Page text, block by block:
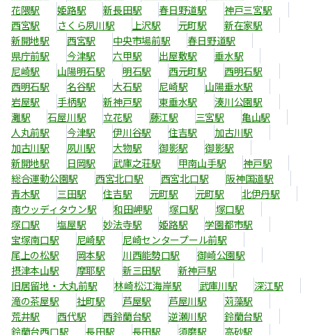
花隈駅
姫路駅 新長田駅 春日野道駅
神戸三宮駅
西宮駅
さくら夙川駅 上沢駅 元町駅
新在家駅
新開地駅
西宮駅 中央市場前駅
春日野道駅
県庁前駅
今津駅 六甲駅 出屋敷駅
垂水駅
尼崎駅
山陽明石駅 明石駅 西元町駅
西明石駅
西明石駅
名谷駅 大石駅 尼崎駅
山陽垂水駅
岩屋駅
手柄駅 新神戸駅 東垂水駅
湊川公園駅
灘駅
石屋川駅 立花駅 藤江駅 三宮駅
亀山駅
人丸前駅
今津駅 伊川谷駅 住吉駅
加古川駅
加古川駅
夙川駅 大物駅 御影駅
御影駅
新開地駅
日岡駅 武庫之荘駅 甲南山手駅
神戸駅
総合運動公園駅
西宮北口駅 西宮北口駅
阪神国道駅
青木駅
三田駅 住吉駅 元町駅 元町駅
北伊丹駅
南ウッディタウン駅
和田岬駅 塚口駅
塚口駅
塚口駅
塩屋駅 妙法寺駅 姫路駅
学園都市駅
宝塚南口駅
尼崎駅
尼崎センタープール前駅
尾上の松駅
岡本駅 川西能勢口駅
御崎公園駅
摂津本山駅
摩耶駅 新三田駅
新神戸駅
旧居留地・大丸前駅
林崎松江海岸駅 武庫川駅
深江駅
滝の茶屋駅
社町駅 芦屋駅 芦屋川駅
苅藻駅
荒井駅
西代駅 西鈴蘭台駅 逆瀬川駅
鈴蘭台駅
鈴蘭台西口駅
長田駅 長田駅 須磨駅 高砂駅